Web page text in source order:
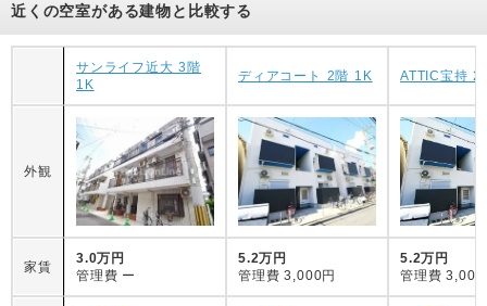
近くの空室がある建物と比較する
サンライフ近大 3階
1K
ディアコート 2階 1K ATTIC宝持 2
外観
家賃
3.0万円
管理費 ー
5.2万円
管理費 3,000円
5.2万円
管理費 3,000